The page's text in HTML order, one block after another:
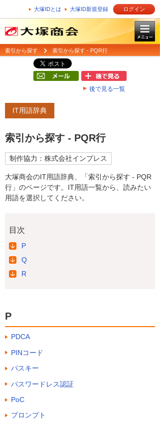
大塚IDとは 大塚ID新規登録 ログイン
索引から探す 索引から探す - PQR行
後で見る一覧
IT用語辞典
索引から探す - PQR行
制作協力：株式会社インプレス
大塚商会のIT用語辞典、「索引から探す - PQR
行」のページです。IT用語一覧から、読みたい
用語を選択してください。
目次
P
Q
R
P
PDCA
PINコード
パスキー
パスワードレス認証
PoC
プロンプト